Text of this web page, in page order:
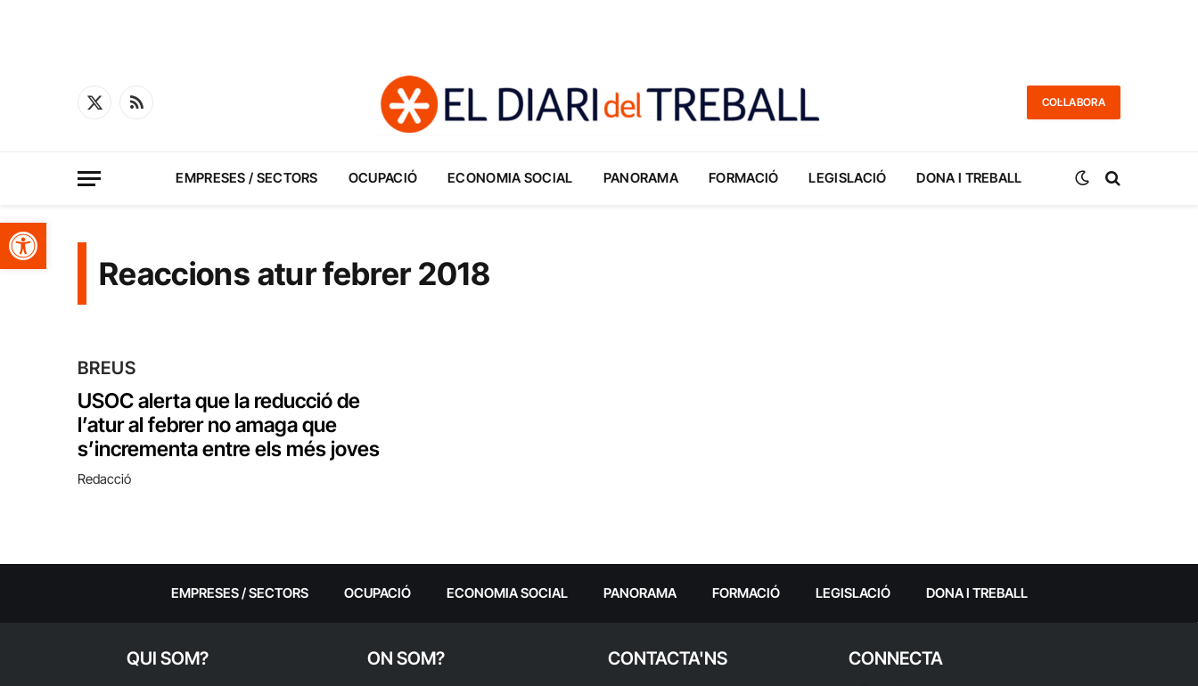
Obre la barra d'eines
X
RSS
COL·LABORA
EMPRESES / SECTORS OCUPACIÓ ECONOMIA SOCIAL PANORAMA FORMACIÓ LEGISLACIÓ DONA I TREBALL
Reaccions atur febrer 2018
BREUS
USOC alerta que la reducció de
l’atur al febrer no amaga que
s’incrementa entre els més joves
Redacció
EMPRESES / SECTORS OCUPACIÓ ECONOMIA SOCIAL PANORAMA FORMACIÓ LEGISLACIÓ DONA I TREBALL
QUI SOM? ON SOM? CONTACTA'NS CONNECTA